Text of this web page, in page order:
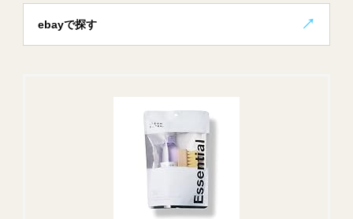
ebayで探す